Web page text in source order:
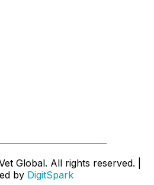
Global. All rights reserved. |
by DigitSpark